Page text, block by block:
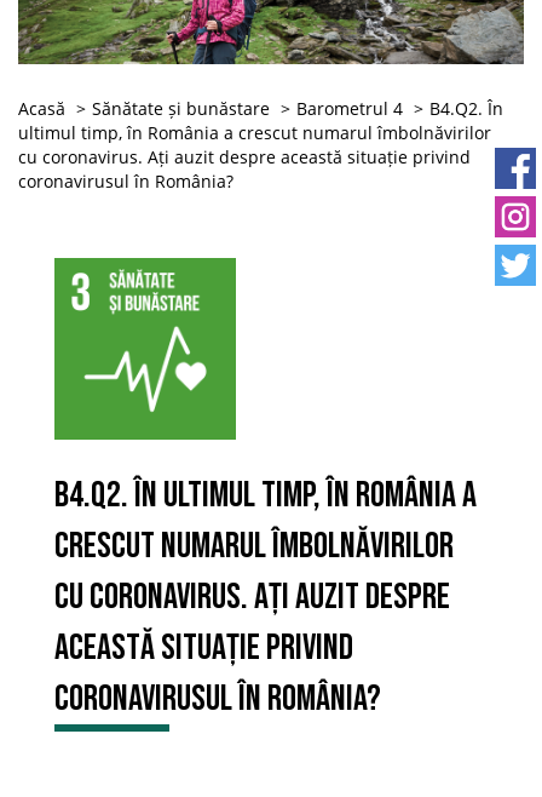
Acasă Sănătate și bunăstare Barometrul 4
B4.Q2. În
ultimul timp, în România a crescut numarul îmbolnăvirilor
cu coronavirus. Ați auzit despre această situație privind
coronavirusul în România?
B4.Q2. În ultimul timp, în România a
crescut numarul îmbolnăvirilor
cu coronavirus. Ați auzit despre
această situație privind
coronavirusul în România?